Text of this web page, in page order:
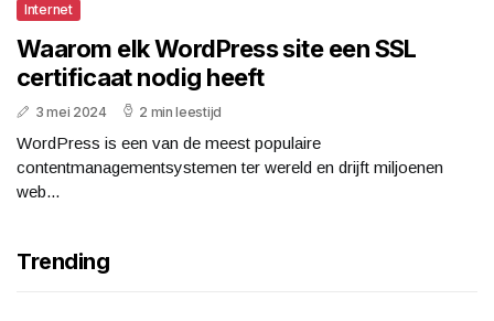
Internet
Waarom elk WordPress site een SSL
certificaat nodig heeft
3 mei 2024 2 min leestijd
WordPress is een van de meest populaire
contentmanagementsystemen ter wereld en drijft miljoenen
web...
Trending